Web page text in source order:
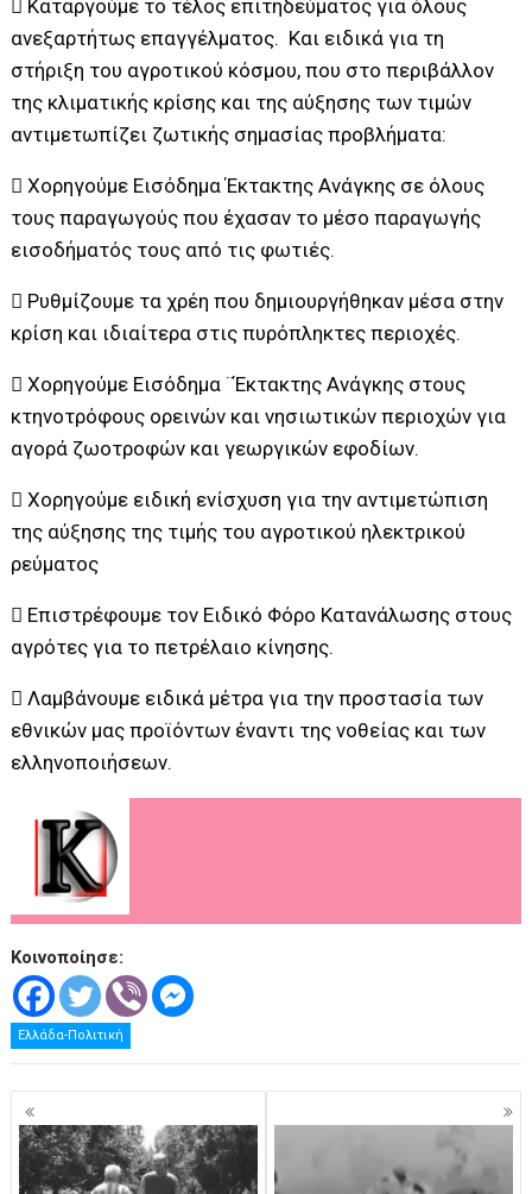
 Καταργούμε το τέλος επιτηδεύματος για όλους
ανεξαρτήτως επαγγέλματος. Και ειδικά για τη
στήριξη του αγροτικού κόσμου, που στο περιβάλλον
της κλιματικής κρίσης και της αύξησης των τιμών
αντιμετωπίζει ζωτικής σημασίας προβλήματα:
 Χορηγούμε Εισόδημα Έκτακτης Ανάγκης σε όλους
τους παραγωγούς που έχασαν το μέσο παραγωγής
εισοδήματός τους από τις φωτιές.
 Ρυθμίζουμε τα χρέη που δημιουργήθηκαν μέσα στην
κρίση και ιδιαίτερα στις πυρόπληκτες περιοχές.
 Χορηγούμε Εισόδημα ¨Έκτακτης Ανάγκης στους
κτηνοτρόφους ορεινών και νησιωτικών περιοχών για
αγορά ζωοτροφών και γεωργικών εφοδίων.
 Χορηγούμε ειδική ενίσχυση για την αντιμετώπιση
της αύξησης της τιμής του αγροτικού ηλεκτρικού
ρεύματος
 Επιστρέφουμε τον Ειδικό Φόρο Κατανάλωσης στους
αγρότες για το πετρέλαιο κίνησης.
 Λαμβάνουμε ειδικά μέτρα για την προστασία των
εθνικών μας προϊόντων έναντι της νοθείας και των
ελληνοποιήσεων.
Κοινοποίησε:
Ελλάδα-Πολιτική
Πλοήγηση
άρθρων